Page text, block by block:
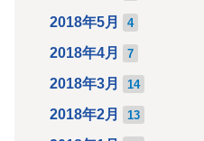
2018年5月 4
2018年4月 7
2018年3月 14
2018年2月 13